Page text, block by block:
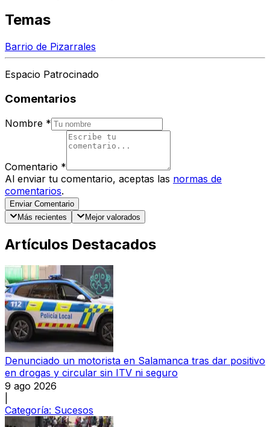
Temas
Barrio de Pizarrales
Espacio Patrocinado
Comentarios
Nombre *
Comentario *
Al enviar tu comentario, aceptas las normas de
comentarios.
Enviar Comentario
Más recientes
Mejor valorados
Artículos Destacados
Denunciado un motorista en Salamanca tras dar positivo
en drogas y circular sin ITV ni seguro
9 ago 2026
Categoría: Sucesos